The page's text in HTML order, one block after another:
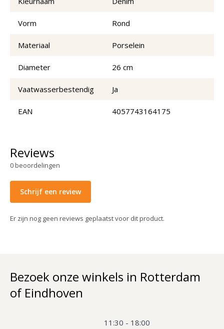
Vorm Rond
Materiaal Porselein
Diameter 26 cm
Vaatwasserbestendig Ja
EAN 4057743164175
Reviews
0beoordelingen
Schrijf een review
Er zijn nog geen reviews geplaatst voor dit product.
Bezoek onze winkels in Rotterdam
of Eindhoven
11:30 - 18:00